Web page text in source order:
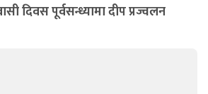
दिवस पूर्वसन्ध्यामा दीप प्रज्वलन